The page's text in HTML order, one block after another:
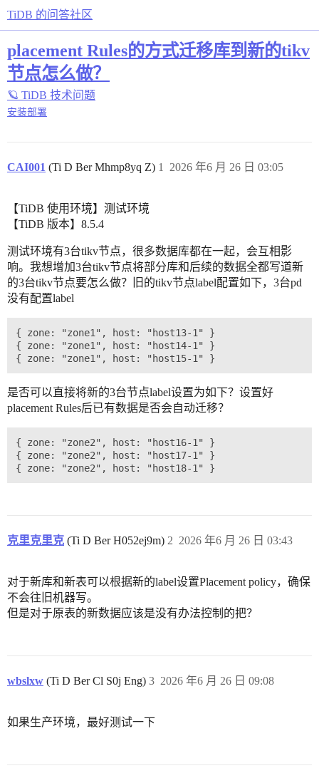
TiDB 的问答社区
placement Rules的方式迁移库到新的tikv
节点怎么做？
🪐 TiDB 技术问题
安装部署
CAI001 (Ti D Ber Mhmp8yq Z) 2026 年6 月 26 日 03:05
1
【TiDB 使用环境】测试环境
【TiDB 版本】8.5.4
测试环境有3台tikv节点，很多数据库都在一起，会互相影
响。我想增加3台tikv节点将部分库和后续的数据全都写道新
的3台tikv节点要怎么做？旧的tikv节点label配置如下，3台pd
没有配置label
{ zone: "zone1", host: "host13-1" }
{ zone: "zone1", host: "host14-1" }
是否可以直接将新的3台节点label设置为如下？设置好
placement Rules后已有数据是否会自动迁移？
{ zone: "zone2", host: "host16-1" }
{ zone: "zone2", host: "host17-1" }
克里克里克 (Ti D Ber H052ej9m) 2026 年6 月 26 日 03:43
2
对于新库和新表可以根据新的label设置Placement policy，确保
不会往旧机器写。
但是对于原表的新数据应该是没有办法控制的把？
wbslxw (Ti D Ber Cl S0j Eng) 2026 年6 月 26 日 09:08
3
如果生产环境，最好测试一下